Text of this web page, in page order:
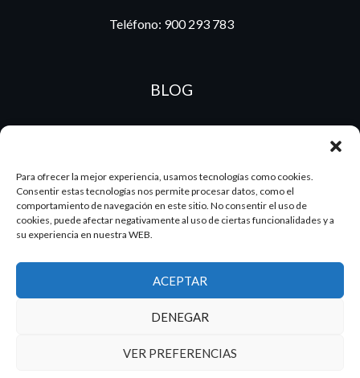
Para ofrecer la mejor experiencia, usamos tecnologías como cookies.
Consentir estas tecnologías nos permite procesar datos, como el
comportamiento de navegación en este sitio. No consentir el uso de
cookies, puede afectar negativamente al uso de ciertas funcionalidades y a
su experiencia en nuestra WEB.
ACEPTAR
DENEGAR
VER PREFERENCIAS
Teléfono: 900 293 783
BLOG
ES PT
2026 Dake. Todos los derechos reservados.